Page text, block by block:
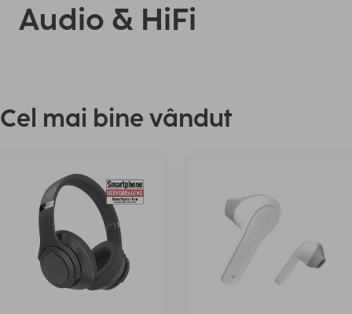
Audio & HiFi
Cel mai bine vândut